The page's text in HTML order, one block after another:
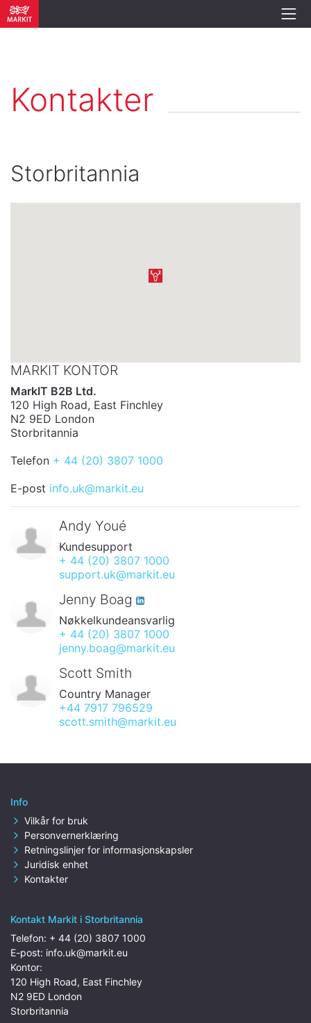
Kontakter
Storbritannia
MARKIT KONTOR
MarkIT B2B Ltd.
120 High Road, East Finchley
N2 9ED London
Storbritannia
Telefon + 44 (20) 3807 1000
E-post info.uk@markit.eu
Andy Youé
Kundesupport
+ 44 (20) 3807 1000
support.uk@markit.eu
Jenny Boag
Nøkkelkundeansvarlig
+ 44 (20) 3807 1000
jenny.boag@markit.eu
Scott Smith
Country Manager
+44 7917 796529
scott.smith@markit.eu
Info
Vilkår for bruk
Personvernerklæring
Retningslinjer for informasjonskapsler
Juridisk enhet
Kontakter
Kontakt Markit i Storbritannia
Telefon: + 44 (20) 3807 1000
E-post: info.uk@markit.eu
Kontor:
120 High Road, East Finchley
N2 9ED London
Storbritannia